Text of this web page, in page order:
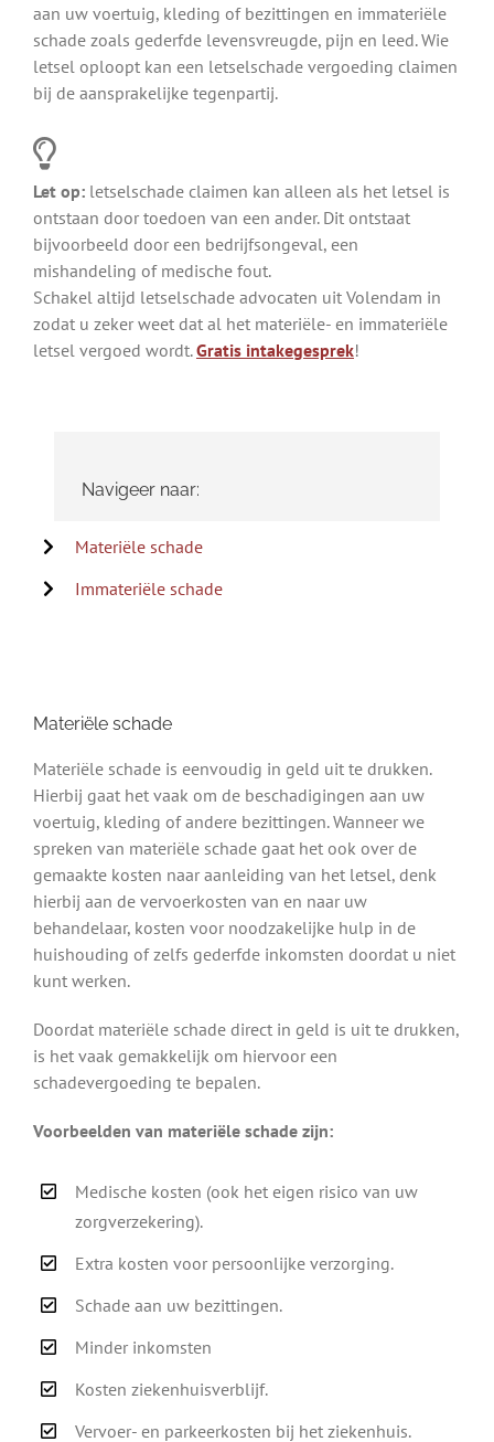
aan uw voertuig, kleding of bezittingen en immateriële
schade zoals gederfde levensvreugde, pijn en leed. Wie
letsel oploopt kan een letselschade vergoeding claimen
bij de aansprakelijke tegenpartij.
Let op: letselschade claimen kan alleen als het letsel is
ontstaan door toedoen van een ander. Dit ontstaat
bijvoorbeeld door een bedrijfsongeval, een
mishandeling of medische fout.
Schakel altijd letselschade advocaten uit Volendam in
zodat u zeker weet dat al het materiële- en immateriële
letsel vergoed wordt.Gratis intakegesprek!
Navigeer naar:
Materiële schade
Immateriële schade
Materiële schade
Materiële schade is eenvoudig in geld uit te drukken.
Hierbij gaat het vaak om de beschadigingen aan uw
voertuig, kleding of andere bezittingen. Wanneer we
spreken van materiële schade gaat het ook over de
gemaakte kosten naar aanleiding van het letsel, denk
hierbij aan de vervoerkosten van en naar uw
behandelaar, kosten voor noodzakelijke hulp in de
huishouding of zelfs gederfde inkomsten doordat u niet
kunt werken.
Doordat materiële schade direct in geld is uit te drukken,
is het vaak gemakkelijk om hiervoor een
schadevergoeding te bepalen.
Voorbeelden van materiële schade zijn:
Medische kosten (ook het eigen risico van uw
zorgverzekering).
Extra kosten voor persoonlijke verzorging.
Schade aan uw bezittingen.
Minder inkomsten
Kosten ziekenhuisverblijf.
Vervoer- en parkeerkosten bij het ziekenhuis.